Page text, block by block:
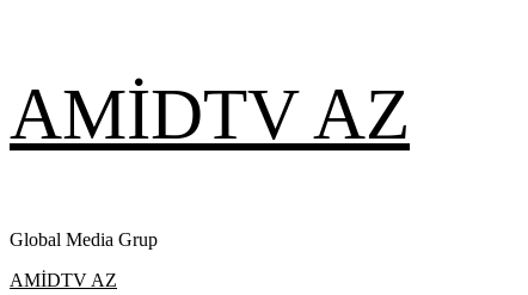
content
AMİDTV AZ
Global Media Grup
Primary
AMİDTV AZ